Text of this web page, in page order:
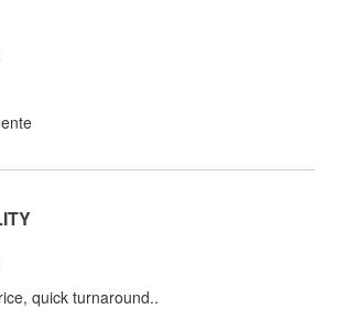
quick turnaround..